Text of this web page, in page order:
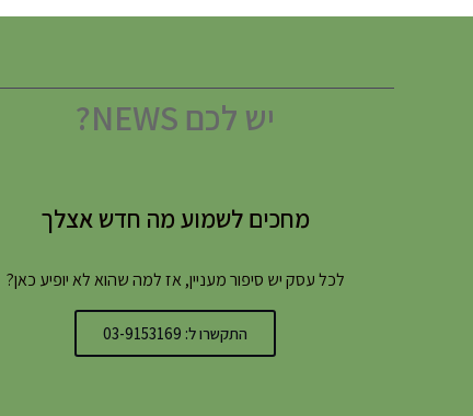
יש לכם NEWS?
מחכים לשמוע מה חדש אצלך
לכל עסק יש סיפור מעניין, אז למה שהוא לא יופיע כאן?
התקשרו ל: 03-9153169